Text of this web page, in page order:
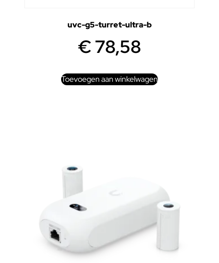
uvc-g5-turret-ultra-b
€78,58
Toevoegen aan winkelwagen